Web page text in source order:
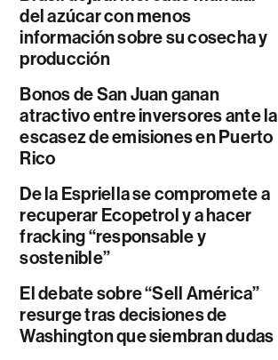
del azúcar con menos
información sobre su cosecha y
producción
Bonos de San Juan ganan
atractivo entre inversores ante la
escasez de emisiones en Puerto
Rico
De la Espriella se compromete a
recuperar Ecopetrol y a hacer
fracking “responsable y
sostenible”
El debate sobre “Sell América”
resurge tras decisiones de
Washington que siembran dudas